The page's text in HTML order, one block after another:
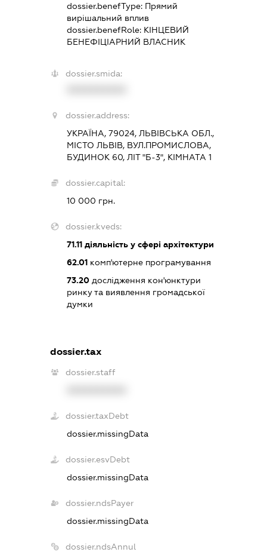
dossier.benefType: Прямий
вирішальний вплив
dossier.benefRole: КІНЦЕВИЙ
БЕНЕФІЦІАРНИЙ ВЛАСНИК
dossier.smida:
dossier.address:
УКРАЇНА, 79024, ЛЬВІВСЬКА ОБЛ.,
МІСТО ЛЬВІВ, ВУЛ.ПРОМИСЛОВА,
БУДИНОК 60, ЛІТ "Б-3", КІМНАТА 1
dossier.capital:
10 000 грн.
dossier.kveds:
71.11діяльність у сфері архітектури
62.01комп'ютерне програмування
73.20дослідження кон'юнктури
ринку та виявлення громадської
думки
dossier.tax
dossier.staff
dossier.taxDebt
dossier.missingData
dossier.esvDebt
dossier.missingData
dossier.ndsPayer
dossier.missingData
dossier.ndsAnnul